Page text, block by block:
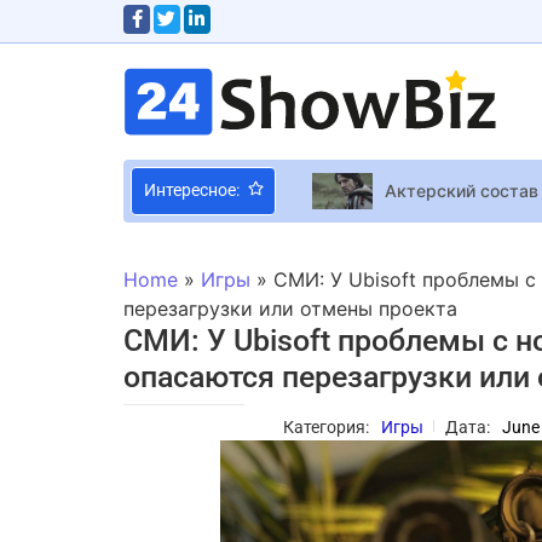
Интересное:
Актерский
Мультиплеерную
Финал
Розалия
Dead Island 2
Королевская
Подарок на Star
«Она не смогла
Home » Игры » СМИ: У Ubisoft проблемы с
перезагрузки или отмены проекта
СМИ: У Ubisoft проблемы с
опасаются перезагрузки
Категория: Игры Дата: June